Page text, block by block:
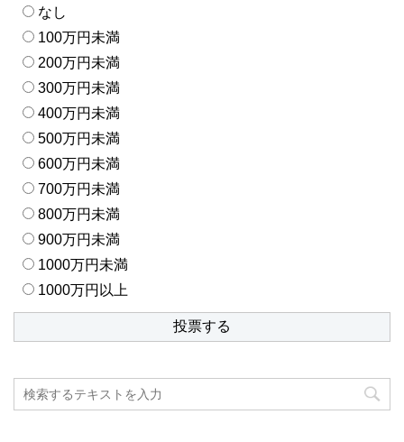
なし
100万円未満
200万円未満
300万円未満
400万円未満
500万円未満
600万円未満
700万円未満
800万円未満
900万円未満
1000万円未満
1000万円以上